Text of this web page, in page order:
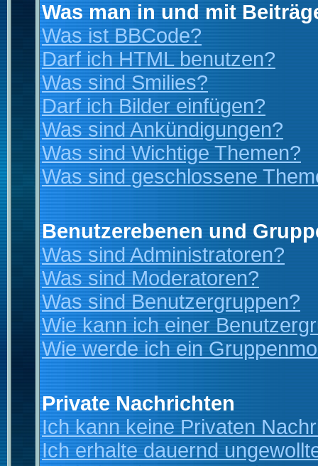
Was man in und mit
Was ist BBCode?
Darf ich HTML benutzen?
Was sind Smilies?
Darf ich Bilder einfügen?
Was sind Ankündigungen?
Was sind Wichtige Themen?
Was sind geschlossene
Benutzerebenen und
Was sind Administratoren?
Was sind Moderatoren?
Was sind Benutzergruppen?
Wie kann ich einer
Wie werde ich ein
Private Nachrichten
Ich kann keine Privaten
Ich erhalte dauernd